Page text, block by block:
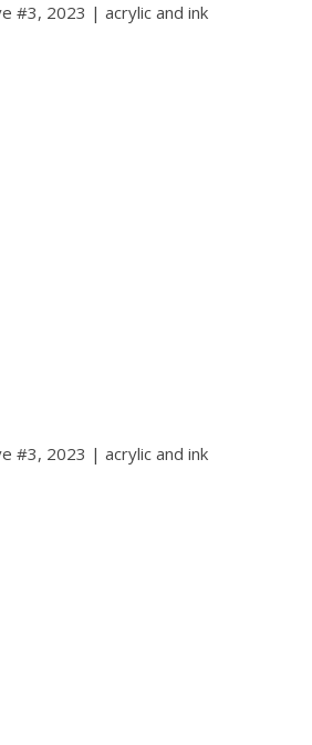
#3, 2023 | acrylic and ink
#3, 2023 | acrylic and ink